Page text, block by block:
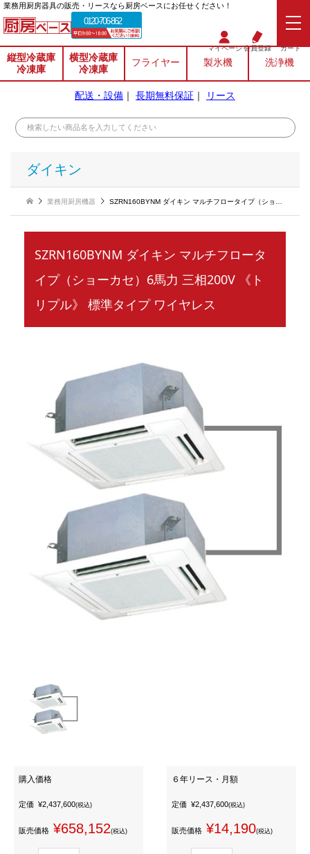
業務⽤厨房器具の販売・リースなら厨房ベースにお任せください！
0120-706-862
マイページ会員登録 カート
縦型冷蔵庫
冷凍庫
横型冷蔵庫
冷凍庫
フライヤー 製氷機 洗浄機
配送・設備 ｜ 長期無料保証 ｜ リース
ダイキン
業務用厨房機器 SZRN160BYNM ダイキン マルチフロータイプ（ショーカセ）6馬力 三相200V 《トリプル》 標準タイプ ワイヤレス
SZRN160BYNM ダイキン マルチフロータ
イプ（ショーカセ）6馬力 三相200V 《ト
リプル》 標準タイプ ワイヤレス
購入価格
定価 ¥2,437,600(税込)
販売価格 ¥658,152(税込)
６年リース・月額
定価 ¥2,437,600(税込)
販売価格 ¥14,190(税込)